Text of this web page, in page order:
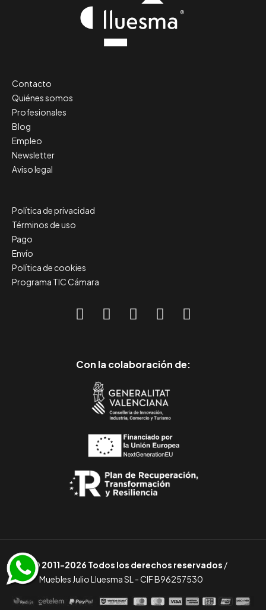
Contacto
Quiénes somos
Profesionales
Blog
Empleo
Newsletter
Aviso legal
Política de privacidad
Términos de uso
Pago
Envío
Política de cookies
Programa TIC Cámara
Con la colaboración de:
© 2011-2026 Todos los derechos reservados /
Muebles Julio Lluesma SL - CIF B96257530